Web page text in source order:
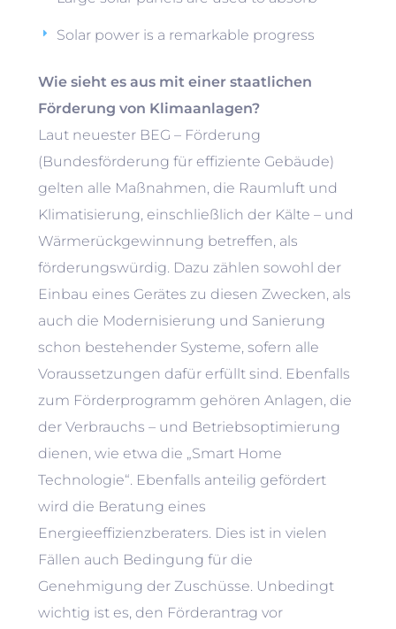
Solar power is a remarkable progress
Wie sieht es aus mit einer staatlichen
Förderung von Klimaanlagen?
Laut neuester BEG – Förderung
(Bundesförderung für effiziente Gebäude)
gelten alle Maßnahmen, die Raumluft und
Klimatisierung, einschließlich der Kälte – und
Wärmerückgewinnung betreffen, als
förderungswürdig. Dazu zählen sowohl der
Einbau eines Gerätes zu diesen Zwecken, als
auch die Modernisierung und Sanierung
schon bestehender Systeme, sofern alle
Voraussetzungen dafür erfüllt sind. Ebenfalls
zum Förderprogramm gehören Anlagen, die
der Verbrauchs – und Betriebsoptimierung
dienen, wie etwa die „Smart Home
Technologie“. Ebenfalls anteilig gefördert
wird die Beratung eines
Energieeffizienzberaters. Dies ist in vielen
Fällen auch Bedingung für die
Genehmigung der Zuschüsse. Unbedingt
wichtig ist es, den Förderantrag vor